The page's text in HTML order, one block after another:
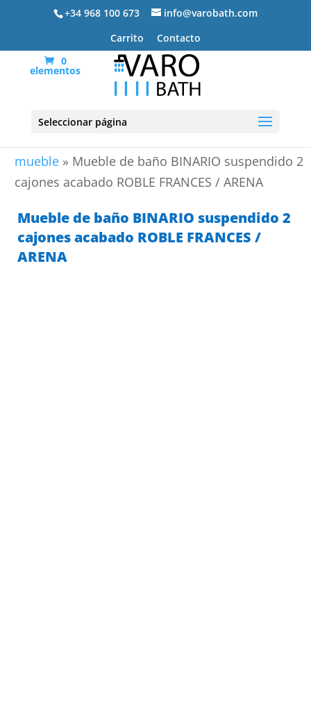
+34 968 100 673
info@varobath.com
Carrito
Contacto
0
elementos
Seleccionar página
mueble » Mueble de baño BINARIO suspendido 2
cajones acabado ROBLE FRANCES / ARENA
Mueble de baño BINARIO suspendido 2
cajones acabado ROBLE FRANCES /
ARENA